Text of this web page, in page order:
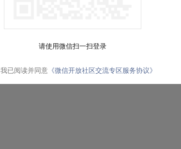
请使用微信扫一扫登录
我已阅读并同意 《微信开放社区交流专区服务协议》